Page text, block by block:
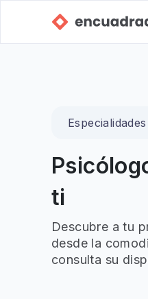
Especialidades
ti
Descubre a tu
desde la
consulta su